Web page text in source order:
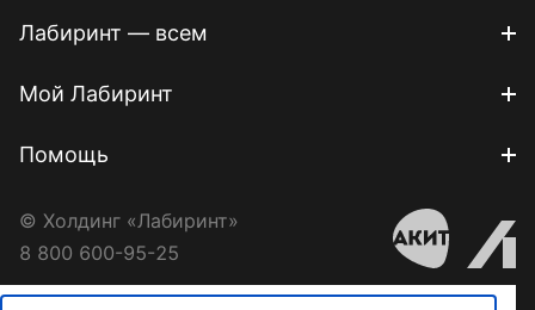
Лабиринт — всем
Мой Лабиринт
Помощь
© Холдинг «Лабиринт»
8 800 600-95-25